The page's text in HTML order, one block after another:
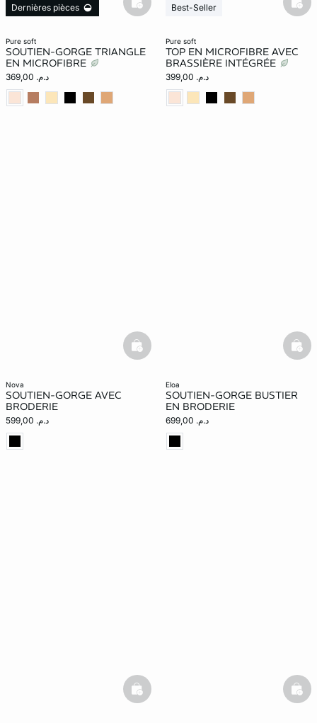
pure soft
SOUTIEN-GORGE TRIANGLE
EN MICROFIBRE
د.م. 369,00
Dernières pièces
basketfull
pure soft
TOP EN MICROFIBRE AVEC
BRASSIÈRE INTÉGRÉE
د.م. 399,00
Best-Seller
Nouveauté
nova
SOUTIEN-GORGE AVEC
BRODERIE
د.م. 599,00
basketfull
eloa
SOUTIEN-GORGE BUSTIER
EN BRODERIE
د.م. 699,00
basketfull